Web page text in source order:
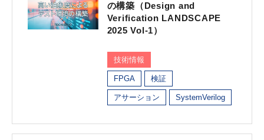
の構築（Design and
Verification LANDSCAPE
2025 Vol-1）
技術情報
FPGA 検証
アサーション SystemVerilog